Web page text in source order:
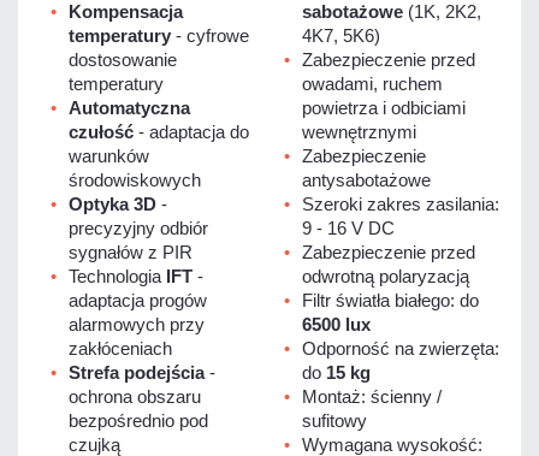
Kompensacja
temperatury - cyfrowe
dostosowanie
temperatury
Automatyczna
czułość - adaptacja do
warunków
środowiskowych
Optyka 3D -
precyzyjny odbiór
sygnałów z PIR
Technologia IFT -
adaptacja progów
alarmowych przy
zakłóceniach
Strefa podejścia-
ochrona obszaru
bezpośrednio pod
czujką
sabotażowe (1K, 2K2,
4K7, 5K6)
Zabezpieczenie przed
owadami, ruchem
powietrza i odbiciami
wewnętrznymi
Zabezpieczenie
antysabotażowe
Szeroki zakres zasilania:
9 - 16 V DC
Zabezpieczenie przed
odwrotną polaryzacją
Filtr światła białego: do
6500 lux
Odporność na zwierzęta:
do 15 kg
Montaż: ścienny /
sufitowy
Wymagana wysokość: